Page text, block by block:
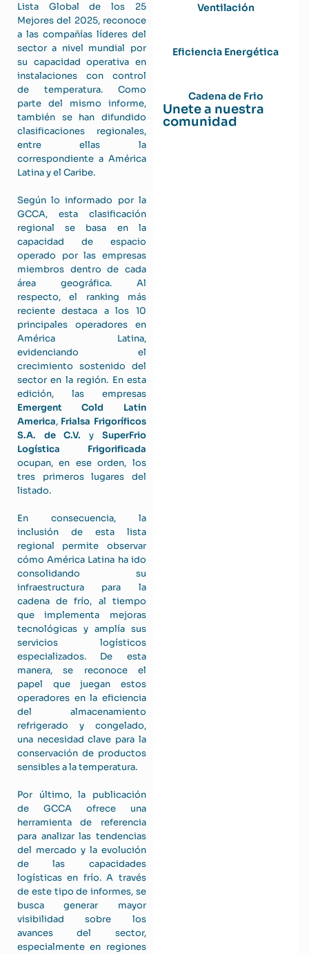
Lista Global de los 25
Mejores del 2025, reconoce
a las compañías líderes del
sector a nivel mundial por
su capacidad operativa en
instalaciones con control
de temperatura. Como
parte del mismo informe,
también se han difundido
clasificaciones regionales,
entre ellas la
correspondiente a América
Latina y el Caribe.
Según lo informado por la
GCCA, esta clasificación
regional se basa en la
capacidad de espacio
operado por las empresas
miembros dentro de cada
área geográfica. Al
respecto, el ranking más
reciente destaca a los 10
principales operadores en
América Latina,
evidenciando el
crecimiento sostenido del
sector en la región. En esta
edición, las empresas
Emergent Cold Latin
America, Frialsa Frigoríficos
S.A. de C.V. y SuperFrio
Logística Frigorificada
ocupan, en ese orden, los
tres primeros lugares del
listado.
En consecuencia, la
inclusión de esta lista
regional permite observar
cómo América Latina ha ido
consolidando su
infraestructura para la
cadena de frío, al tiempo
que implementa mejoras
tecnológicas y amplía sus
servicios logísticos
especializados. De esta
manera, se reconoce el
papel que juegan estos
operadores en la eficiencia
del almacenamiento
refrigerado y congelado,
una necesidad clave para la
conservación de productos
sensibles a la temperatura.
Por último, la publicación
de GCCA ofrece una
herramienta de referencia
para analizar las tendencias
del mercado y la evolución
de las capacidades
logísticas en frío. A través
de este tipo de informes, se
busca generar mayor
visibilidad sobre los
avances del sector,
especialmente en regiones
Ventilación
Eficiencia Energética
Cadena de Frio
Unete a nuestra
comunidad